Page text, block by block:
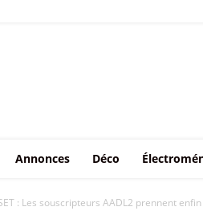
Annonces Déco
: Les souscripteurs AADL2 prennent